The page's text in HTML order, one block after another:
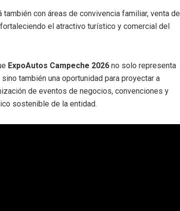
también con áreas de convivencia familiar, venta de
el atractivo turístico y comercial del
ExpoAutos Campeche 2026 no solo representa
también una oportunidad para proyectar a
de eventos de negocios, convenciones y
sostenible de la entidad.